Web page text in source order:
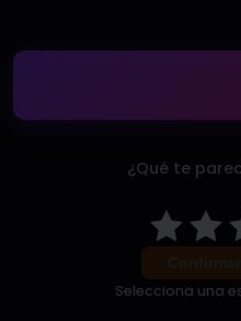
¿Qué te
Selecciona una